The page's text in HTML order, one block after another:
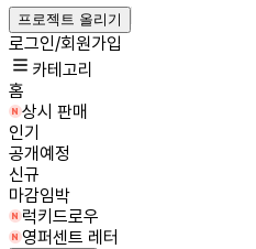
프로젝트 올리기
로그인/회원가입
카테고리
홈
상시 판매
인기
공개예정
신규
마감임박
럭키드로우
영퍼센트 레터